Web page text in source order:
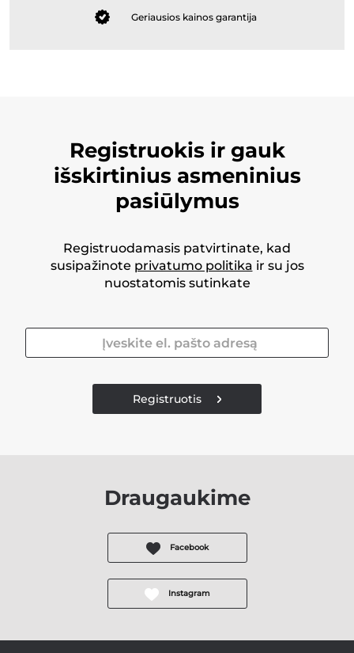
Geriausios kainos garantija
Registruokis ir gauk
išskirtinius asmeninius
pasiūlymus
Registruodamasis patvirtinate, kad
susipažinote privatumo politika ir su jos
nuostatomis sutinkate
Registruotis
Draugaukime
Facebook
Instagram